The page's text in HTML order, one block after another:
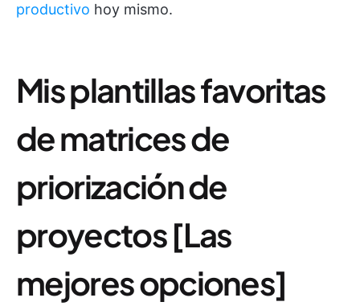
productivo hoy mismo.
Mis plantillas favoritas
de matrices de
priorización de
proyectos [Las
mejores opciones]